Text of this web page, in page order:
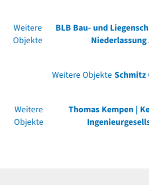
Weitere
Objekte
BLB Bau- und
Niederlassung
Weitere Objekte Schmitz
Weitere
Objekte
Thomas Kempen |